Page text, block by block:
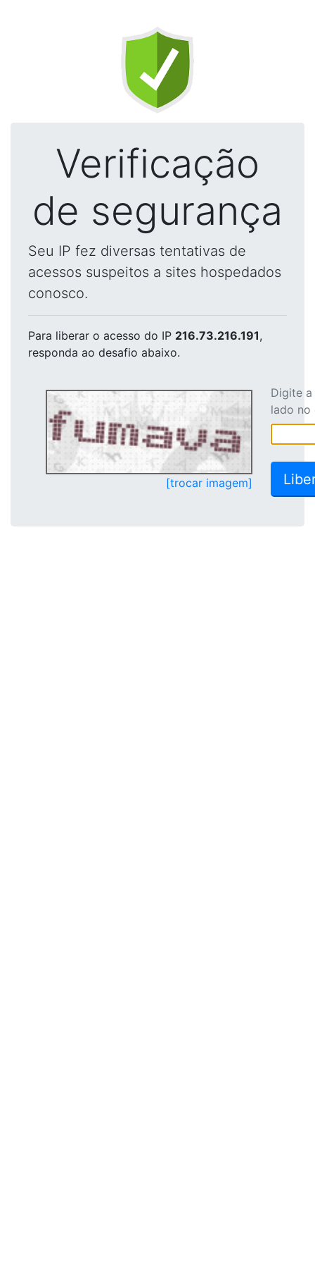
Verificação
de segurança
Seu IP fez diversas tentativas de
acessos suspeitos a sites hospedados
conosco.
Para liberar o acesso do IP 216.73.216.191,
responda ao desafio abaixo.
[trocar imagem]
Digite
lado no